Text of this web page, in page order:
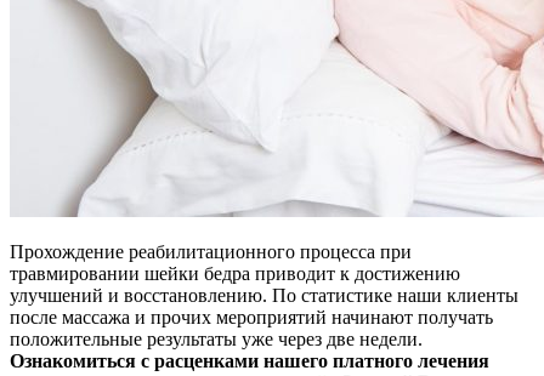
Прохождение реабилитационного процесса при
травмировании шейки бедра приводит к достижению
улучшений и восстановлению. По статистике наши клиенты
после массажа и прочих мероприятий начинают получать
положительные результаты уже через две недели.
Ознакомиться с расценками нашего платного лечения